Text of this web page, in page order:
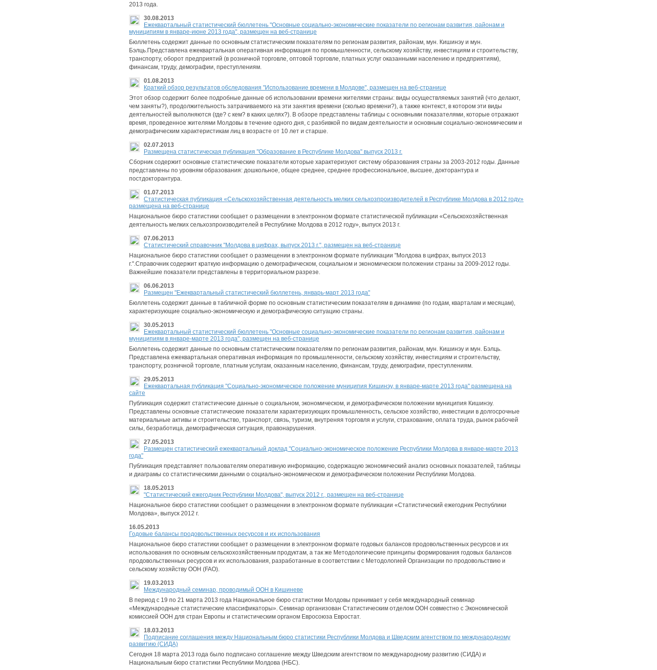
2013 годa.
30.08.2013
Ежеквартальный статистический бюллетень "Основные социально-экономические показатели по регионам развития, районам и
муниципиям в январе-июне 2013 года", размещен на веб-странице
Бюллетень содержит данные по основным статистическим показателям по регионам развития, районам, мун. Кишинэу и мун.
Бэлць.Представлена ежеквартальная оперативная информация по промышленности, сельскому хозяйству, инвестициям и строительству,
транспорту, оборот предприятий (в розничной торговле, оптовой торговле, платных услуг оказанными населению и предприятиям),
финансам, труду, демографии, преступлениям.
01.08.2013
Краткий обзор результатов обследования "Использование времени в Молдове", размещен на веб-странице
Этот обзор содержит более подробные данные об использовании времени жителями страны: виды осуществляемых занятий (что делают,
чем заняты?), продолжительность затрачиваемого на эти занятия времени (сколько времени?), а также контекст, в котором эти виды
деятельностей выполняются (где? с кем? в каких целях?). В обзоре представлены таблицы с основными показателями, которые отражают
время, проведенное жителями Молдовы в течение одного дня, с разбивкой по видам деятельности и основным социально-экономическим и
демографическим характеристикам лиц в возрасте от 10 лет и старше.
02.07.2013
Размещена статистическая публикация "Образование в Республике Молдова" выпуск 2013 г.
Сборник содержит основные статистические показатели которые характеризуют систему образования страны за 2003-2012 годы. Данные
представлены по уровням образования: дошкольное, общее среднее, среднее профессиональное, высшее, докторантура и
постдокторантура.
01.07.2013
Статистическая публикация «Сельскохозяйственная деятельность мелких сельхозпроизводителей в Республике Молдова в 2012 году»
размещенa на веб-странице
Национальное бюро статистики сообщает о размещении в электронном формате статистической публикации «Сельскохозяйственная
деятельность мелких сельхозпроизводителей в Республике Молдова в 2012 году», выпуск 2013 г.
07.06.2013
Cтатистический справочник "Молдова в цифрах, выпуск 2013 г.", размещен на веб-странице
Национальное бюро статистики сообщает о размещении в электронном формате публикации "Молдова в цифрах, выпуск 2013
г.".Справочник содержит краткую информацию о демографическом, социальном и экономическом положении страны за 2009-2012 годы.
Важнейшие показатели представлены в территориальном разрезе.
06.06.2013
Размещен "Ежеквартальный статистический бюллетень, январь-март 2013 года"
Бюллетень содержит данные в табличной форме по основным статистическим показателям в динамике (по годам, кварталам и месяцам),
характеризующие социально-экономическую и демографическую ситуацию страны.
30.05.2013
Ежеквартальный статистический бюллетень "Основные социально-экономические показатели по регионам развития, районам и
муниципиям в январе-марте 2013 года", размещен на веб-странице
Бюллетень содержит данные по основным статистическим показателям по регионам развития, районам, мун. Кишинэу и мун. Бэлць.
Представлена ежеквартальная оперативная информация по промышленности, сельскому хозяйству, инвестициям и строительству,
транспорту, розничной торговле, платным услугам, оказанным населению, финансам, труду, демографии, преступлениям.
29.05.2013
Eжеквартальная публикация "Социально-экономическое положение муниципия Кишинэу, в январе-марте 2013 года" размещена на
сайте
Публикация содержит статистические данные о социальном, экономическом, и демографическом положении муниципия Кишинэу.
Представлены основные статистические показатели характеризующих промышленность, сельское хозяйство, инвестиции в долгосрочные
материальные активы и строительство, транспорт, связь, туризм, внутреняя торговля и услуги, страхование, оплата труда, рынок рабочей
силы, безработица, демографическая ситуация, правонарушения.
27.05.2013
Размещен статистический ежеквартальный доклад "Социально-экономическое положение Республики Молдова в январе-марте 2013
годa"
Публикация представляет пользователям оперативную информацию, содержащую экономический анализ основных показателей, таблицы
и диаграмы со статистическими данными о социально-экономическом и демографическом положении Республики Молдова.
18.05.2013
"Статистический ежегодник Республики Молдова", выпуск 2012 г., размещен на веб-странице
Национальное бюро статистики сообщает о размещении в электронном формате публикации «Статистический ежегодник Республики
Молдова», выпуск 2012 г.
16.05.2013
Годовые балансы продовольственных ресурсов и их использования
Национальное бюро статистики сообщает о размещении в электронном формате годовых балансов продовольственных ресурсов и их
использования по основным сельскохозяйственным продуктам, а так же Методологические принципы формирования годовых балансов
продовольственных ресурсов и их использования, разработанные в соответствии с Методологией Организации по продовольствию и
сельскому хозяйству ООН (FAO).
19.03.2013
Международный семинар, проводимый ООН в Кишиневе
В период с 19 по 21 марта 2013 года Национальное бюро статистики Молдовы принимает у себя международный семинар
«Международные статистические классификаторы». Семинар организован Статистическим отделом ООН совместно с Экономической
комиссией ООН для стран Европы и статистическим органом Евросоюза Евростат.
18.03.2013
Подписание соглашения между Национальным бюро статистики Республики Молдова и Шведским агентством по международному
развитию (СИДА)
Сегодня 18 марта 2013 года было подписано соглашение между Шведским агентством по международному развитию (СИДА) и
Национальным бюро статистики Республики Молдова (НБС).